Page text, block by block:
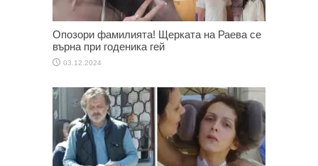
Опозори фамилията! Щерката на Раева се
върна при годеника гей
03.12.2024